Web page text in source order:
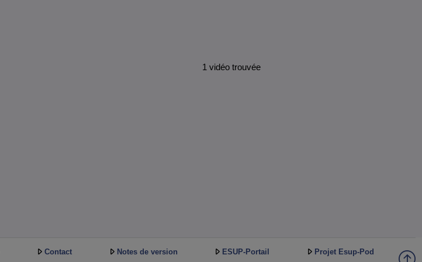
1 vidéo trouvée
Contact Notes de version ESUP-Portail Projet Esup-Pod